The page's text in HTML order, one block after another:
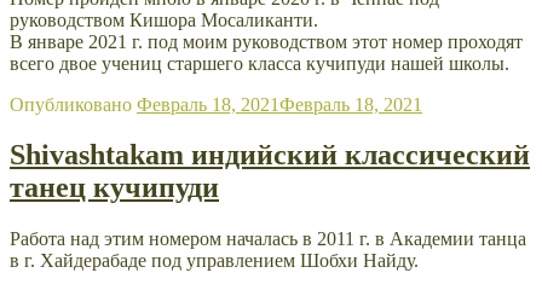
руководством Кишора Мосаликанти.
В январе 2021 г. под моим руководством этот номер проходят
всего двое учениц старшего класса кучипуди нашей школы.
Опубликовано Февраль 18, 2021Февраль 18, 2021
Shivashtakam индийский классический
танец кучипуди
Работа над этим номером началась в 2011 г. в Академии танца
в г. Хайдерабаде под управлением Шобхи Найду.